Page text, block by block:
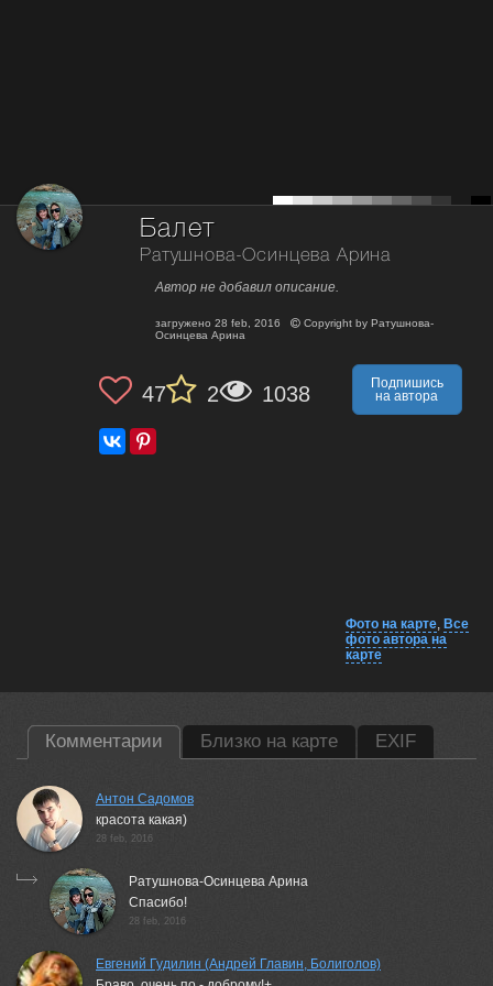
Балет
Ратушнова-Осинцева Арина
Автор не добавил описание.
загружено 28 feb, 2016 Copyright by Ратушнова-
Осинцева Арина
47 2 1038
Подпишись
на автора
Фото на карте, Все
фото автора на
карте
Комментарии Близко на карте EXIF
Антон Садомов
красота какая)
28 feb, 2016
Ратушнова-Осинцева Арина
Спасибо!
28 feb, 2016
Евгений Гудилин (Андрей Главин, Болиголов)